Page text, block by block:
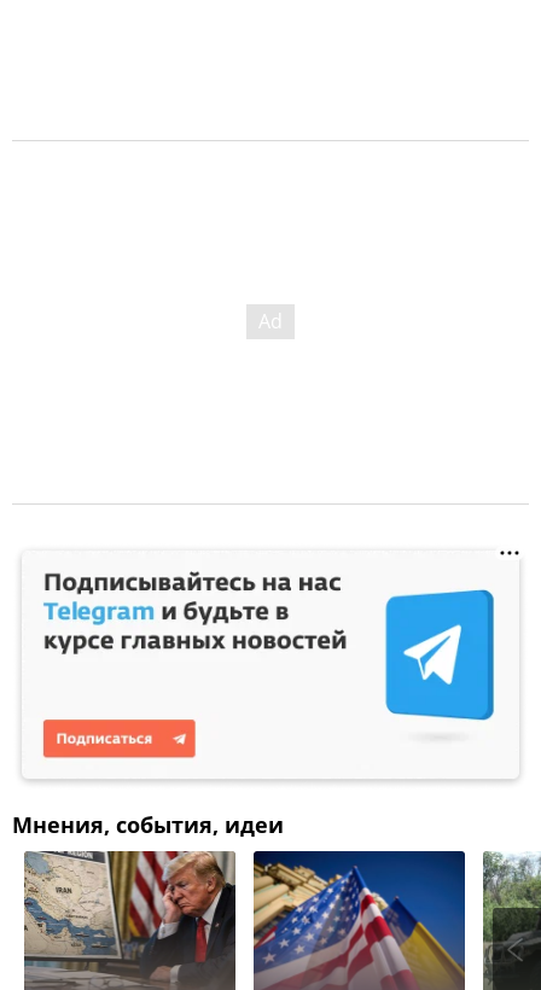
Мнения, события, идеи